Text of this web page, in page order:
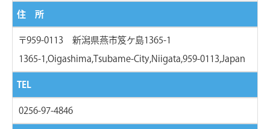
住 所
〒959-0113 新潟県燕市笈ケ島1365-1
1365-1,Oigashima,Tsubame-City,Niigata,959-0113,Japan
TEL
0256-97-4846